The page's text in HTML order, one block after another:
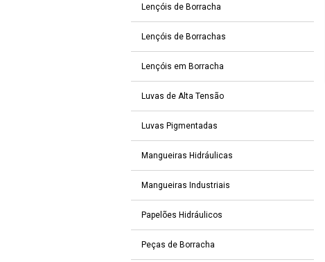
Lençóis de Borracha
Lençóis de Borrachas
Lençóis em Borracha
Luvas de Alta Tensão
Luvas Pigmentadas
Mangueiras Hidráulicas
Mangueiras Industriais
Papelões Hidráulicos
Peças de Borracha